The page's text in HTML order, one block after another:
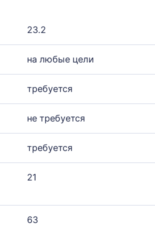
23.2
на любые цели
требуется
не требуется
требуется
21
63